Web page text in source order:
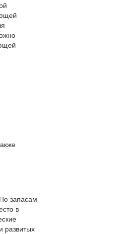
запасам
в
развитых